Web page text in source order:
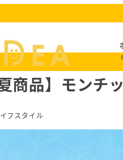
商品】モンチ
カテゴリー
フスタイル